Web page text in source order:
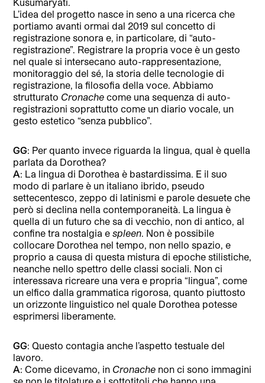
L’idea del progetto nasce in seno a una ricerca che
portiamo avanti ormai dal 2019 sul concetto di
registrazione sonora e, in particolare, di “auto-
registrazione”. Registrare la propria voce è un gesto
nel quale si intersecano auto-rappresentazione,
monitoraggio del sé, la storia delle tecnologie di
registrazione, la filosofia della voce. Abbiamo
strutturato Cronache come una sequenza di auto-
registrazioni soprattutto come un diario vocale, un
gesto estetico “senza pubblico”.
GG: Per quanto invece riguarda la lingua, qual è quella
parlata da Dorothea?
A: La lingua di Dorothea è bastardissima. E il suo
modo di parlare è un italiano ibrido, pseudo
settecentesco, zeppo di latinismi e parole desuete che
però si declina nella contemporaneità. La lingua è
quella di un futuro che sa di vecchio, non di antico, al
confine tra nostalgia espleen . Non è possibile
collocare Dorothea nel tempo, non nello spazio, e
proprio a causa di questa mistura di epoche stilistiche,
neanche nello spettro delle classi sociali. Non ci
interessava ricreare una vera e propria “lingua”, come
un elfico dalla grammatica rigorosa, quanto piuttosto
un orizzonte linguistico nel quale Dorothea potesse
esprimersi liberamente.
GG: Questo contagia anche l’aspetto testuale del
lavoro.
A: Come dicevamo, in Cronache non ci sono immagini